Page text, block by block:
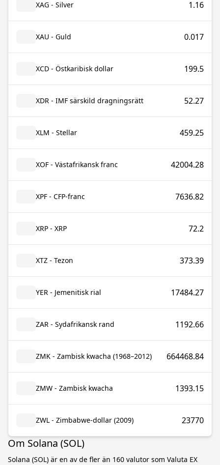
XAG - Silver 1.16
XAU - Guld 0.017
XCD - Östkaribisk dollar 199.5
XDR - IMF särskild dragningsrätt 52.27
XLM - Stellar 459.25
XOF - Västafrikansk franc 42004.28
XPF - CFP-franc 7636.82
XRP - XRP 72.2
XTZ - Tezon 373.39
YER - Jemenitisk rial 17484.27
ZAR - Sydafrikansk rand 1192.66
ZMK - Zambisk kwacha (1968–2012) 664468.84
ZMW - Zambisk kwacha 1393.15
ZWL - Zimbabwe-dollar (2009) 23770
Om Solana (SOL)
Solana (SOL) är en av de fler än 160 valutor som Valuta EX